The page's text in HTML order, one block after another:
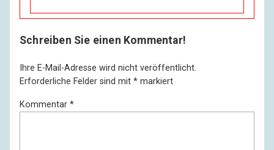
Schreiben Sie einen Kommentar!
Ihre E-Mail-Adresse wird nicht veröffentlicht.
Erforderliche Felder sind mit * markiert
Kommentar *